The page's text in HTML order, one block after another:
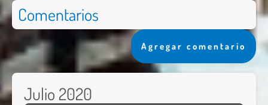
Comentarios
Agregar comentario
Julio 2020